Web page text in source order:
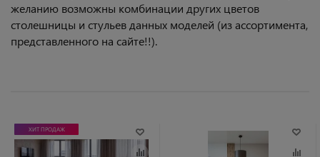
желанию возможны комбинации других цветов
столешницы и стульев данных моделей (из ассортимента,
представленного на сайте!!).
ХИТ ПРОДАЖ